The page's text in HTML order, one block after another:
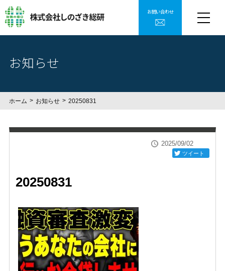
お問い合わせ
お知らせ
ホーム お知らせ 20250831
2025/09/02
ツイート
20250831